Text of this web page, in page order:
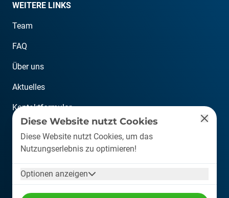
Diese Website nutzt Cookies
Diese Website nutzt Cookies, um das
Nutzungserlebnis zu optimieren!
Optionen anzeigen
WEITERE LINKS
Team
FAQ
Über uns
Aktuelles
Kontaktformular
KONTAKT
info@plastship.com
+49 6126 589 80 10